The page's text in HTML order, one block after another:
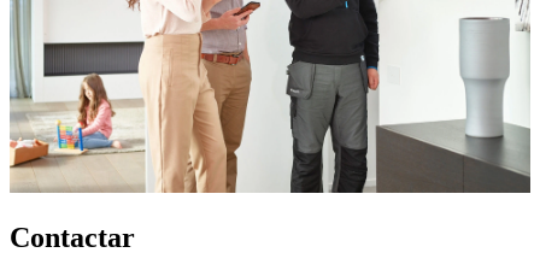
Contactar